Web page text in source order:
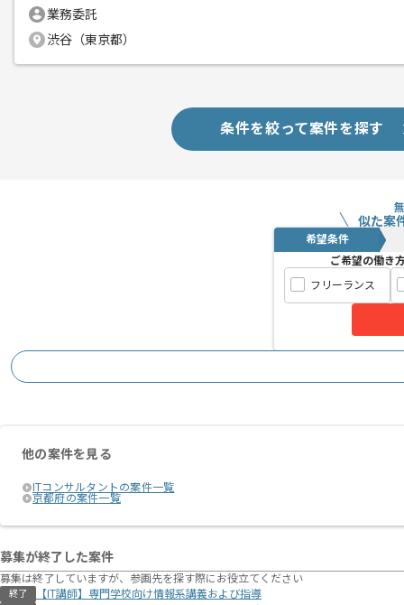
業務委託
渋谷（東京都）
条件を絞って案件を探す
似た案
希望条件
ご希望の働き
フリーランス
他の案件を見る
ITコンサルタントの案件一覧
京都府の案件一覧
募集が終了した案件
募集は終了していますが、参画先を探す際にお役立てください
終了 【IT講師】専門学校向け情報系講義および指導